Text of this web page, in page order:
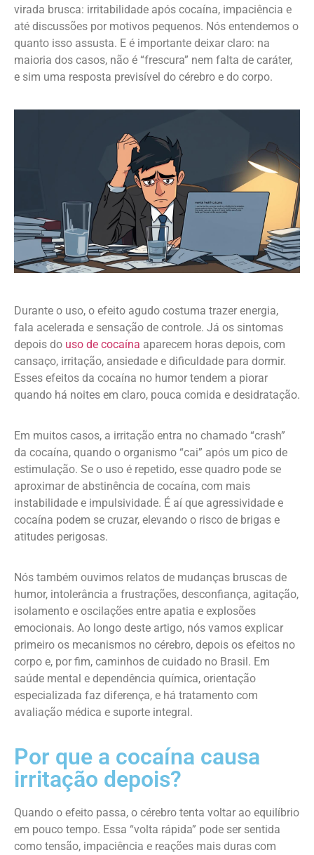
virada brusca: irritabilidade após cocaína, impaciência e
até discussões por motivos pequenos. Nós entendemos o
quanto isso assusta. E é importante deixar claro: na
maioria dos casos, não é “frescura” nem falta de caráter,
e sim uma resposta previsível do cérebro e do corpo.
Durante o uso, o efeito agudo costuma trazer energia,
fala acelerada e sensação de controle. Já os sintomas
depois do uso de cocaína aparecem horas depois, com
cansaço, irritação, ansiedade e dificuldade para dormir.
Esses efeitos da cocaína no humor tendem a piorar
quando há noites em claro, pouca comida e desidratação.
Em muitos casos, a irritação entra no chamado “crash”
da cocaína, quando o organismo “cai” após um pico de
estimulação. Se o uso é repetido, esse quadro pode se
aproximar de abstinência de cocaína, com mais
instabilidade e impulsividade. É aí que agressividade e
cocaína podem se cruzar, elevando o risco de brigas e
atitudes perigosas.
Nós também ouvimos relatos de mudanças bruscas de
humor, intolerância a frustrações, desconfiança, agitação,
isolamento e oscilações entre apatia e explosões
emocionais. Ao longo deste artigo, nós vamos explicar
primeiro os mecanismos no cérebro, depois os efeitos no
corpo e, por fim, caminhos de cuidado no Brasil. Em
saúde mental e dependência química, orientação
especializada faz diferença, e há tratamento com
avaliação médica e suporte integral.
Por que a cocaína causa
irritação depois?
Quando o efeito passa, o cérebro tenta voltar ao equilíbrio
em pouco tempo. Essa “volta rápida” pode ser sentida
como tensão, impaciência e reações mais duras com